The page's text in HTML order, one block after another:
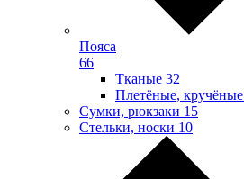
Пояса
66
Тканые 32
Плетёные, кручёные
Сумки, рюкзаки 15
Стельки, носки 10